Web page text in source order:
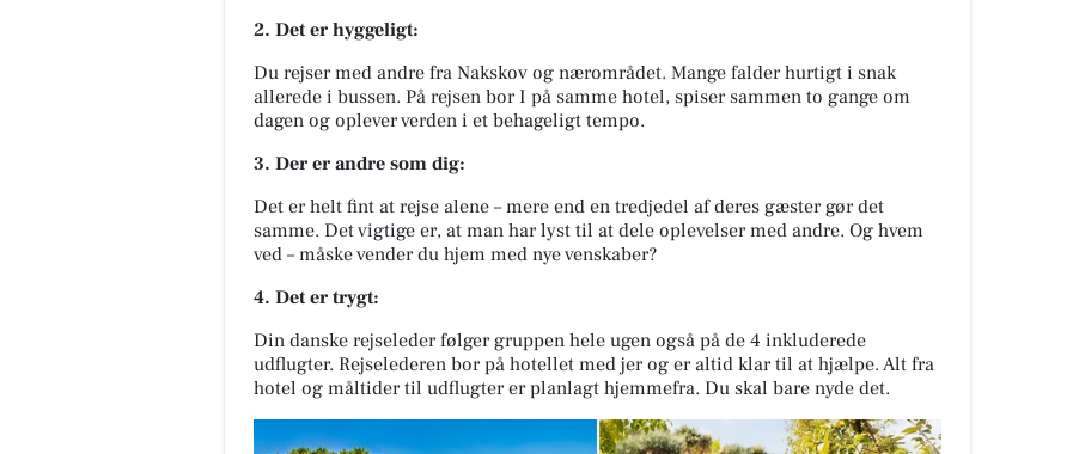
2. Det er hyggeligt:
Du rejser med andre fra Nakskov og nærområdet. Mange falder hurtigt i snak
allerede i bussen. På rejsen bor I på samme hotel, spiser sammen to gange om
dagen og oplever verden i et behageligt tempo.
3. Der er andre som dig:
Det er helt fint at rejse alene – mere end en tredjedel af deres gæster gør det
samme. Det vigtige er, at man har lyst til at dele oplevelser med andre. Og hvem
ved – måske vender du hjem med nye venskaber?
4. Det er trygt:
Din danske rejseleder følger gruppen hele ugen også på de 4 inkluderede
udflugter. Rejselederen bor på hotellet med jer og er altid klar til at hjælpe. Alt fra
hotel og måltider til udflugter er planlagt hjemmefra. Du skal bare nyde det.